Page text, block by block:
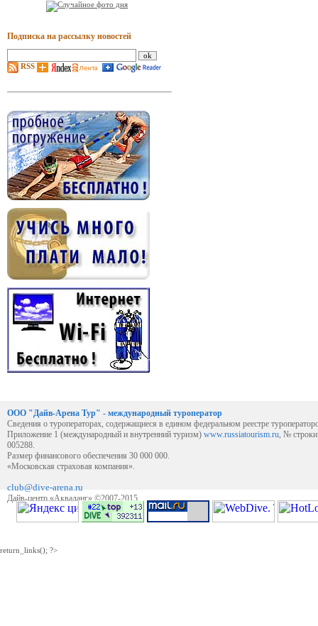
Подписка на рассылку новостей
RSS
ООО "Дайв-Арена Тур" - международный туроператор
Сведения о туроператорах, содержащиеся в едином федеральном реестре
Приложение 1 (международный и внутренний туризм) www.russiatourism.ru, №
005288.
Размер финансового обеспечения 30 000 000.
«Московская страховая компания».
club@dive-arena.ru
Дайв-центр «Акваланг» ©2007-2015
return_links(); ?>